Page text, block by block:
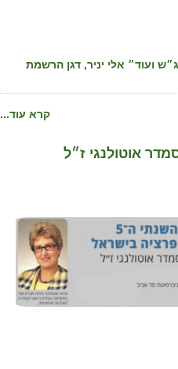
ועוד״ אלי יניר, דגן הרשמת
קרא עוד...